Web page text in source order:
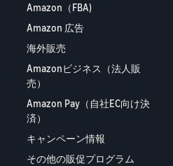
Amazon（FBA)
Amazon 広告
海外販売
Amazonビジネス（法人販
売）
Amazon Pay（自社EC向け決
済）
キャンペーン情報
その他の販促プログラム